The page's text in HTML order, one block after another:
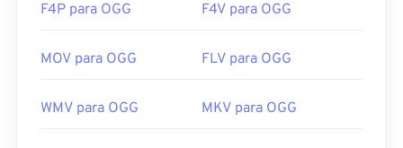
F4P para OGG F4V para OGG
MOV para OGG FLV para OGG
WMV para OGG MKV para OGG